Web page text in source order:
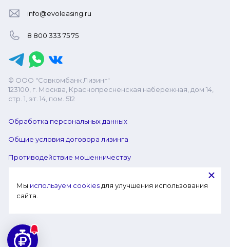
info@evoleasing.ru
8 800 333 75 75
© ООО "Совкомбанк Лизинг"
123100, г. Москва, Краснопресненская набережная, дом 14,
стр. 1, эт. 14, пом. 512
Обработка персональных данных
Общие условия договора лизинга
Противодействие мошенничеству
Мы используем cookies для улучшения использования
сайта.